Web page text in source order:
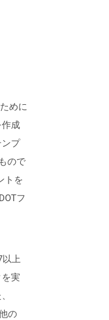
めに
成
プ
ので
トを
フ
上
実
の